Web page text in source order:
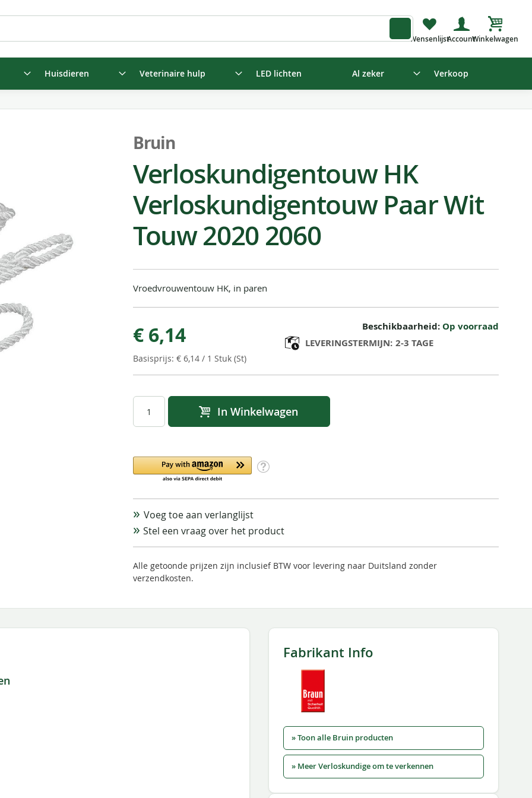
Huisdieren Veterinaire hulp LED lichten Al zeker Verkoop
Bruin
Verloskundigentouw HK
Verloskundigentouw Paar Wit
Touw 2020 2060
Vroedvrouwentouw HK, in paren
€ 6,14
€ 6,14 / 1 Stuk (St)
Beschikbaarheid: Op voorraad
LEVERINGSTERMIJN: 2-3 TAGE
In Winkelwagen
Voeg toe aan verlanglijst
Stel een vraag over het product
Alle getoonde prijzen zijn inclusief BTW voor levering naar Duitsland zonder
verzendkosten.
Fabrikant Info
» Toon alle Bruin producten
» Meer Verloskundige om te verkennen